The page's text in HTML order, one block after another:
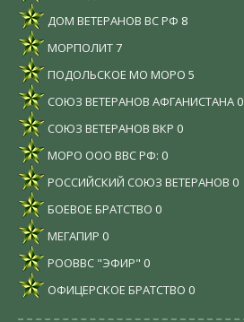
ДОМ ВЕТЕРАНОВ ВС РФ 8
МОРПОЛИТ7
ПОДОЛЬСКОЕ МО МОРО 5
СОЮЗ ВЕТЕРАНОВ АФГАНИСТАНА 0
СОЮЗ ВЕТЕРАНОВ ВКР 0
МОРО ООО ВВС РФ: 0
РОССИЙСКИЙ СОЮЗ ВЕТЕРАНОВ 0
БОЕВОЕ БРАТСТВО 0
МЕГАПИР 0
РООВВС "ЭФИР" 0
ОФИЦЕРСКОЕ БРАТСТВО 0